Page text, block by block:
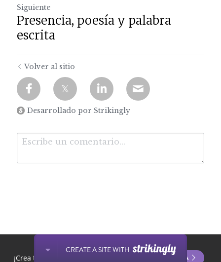
Siguiente
Presencia, poesía y palabra
escrita
Volver al sitio
Desarrollado por Strikingly
CREATE A SITE WITH
¡Crea tu sitio web GRATIS hoy mismo!
EMPIEZA YA